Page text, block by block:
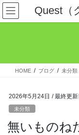
コ
ン
テ
ス
ナ
ビ
ゲ
ン
Quest（
HOME ブログ 未分類
2026年5月24日 / 最終更
未分類
無いものね